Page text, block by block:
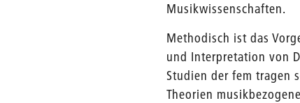
Musikwissenschaften.
Methodisch ist das
und Interpretation von
Studien der fem tragen
Theorien